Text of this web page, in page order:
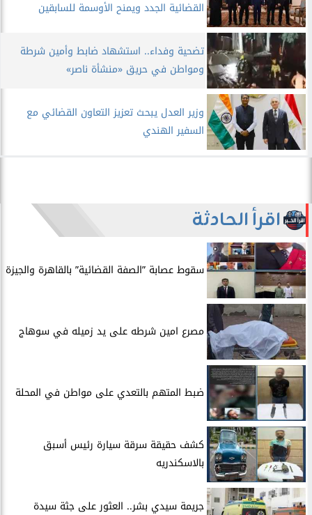
القضائية الجدد ويمنح الأوسمة للسابقين
​تضحية وفداء.. استشهاد ضابط وأمين شرطة
ومواطن في حريق «منشأة ناصر»
وزير العدل يبحث تعزيز التعاون القضائي مع
السفير الهندي
اقرأ الحادثة
سقوط عصابة ”الصفة القضائية” بالقاهرة والجيزة
مصرع امين شرطه على يد زميله في سوهاج
​ضبط المتهم بالتعدي على مواطن في المحلة
​كشف حقيقة سرقة سيارة رئيس أسبق
بالاسكندريه
​جريمة سيدي بشر.. العثور على جثة سيدة